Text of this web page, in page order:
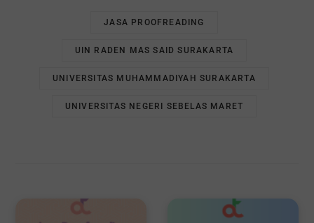
JASA PROOFREADING
UIN RADEN MAS SAID SURAKARTA
UNIVERSITAS MUHAMMADIYAH SURAKARTA
UNIVERSITAS NEGERI SEBELAS MARET